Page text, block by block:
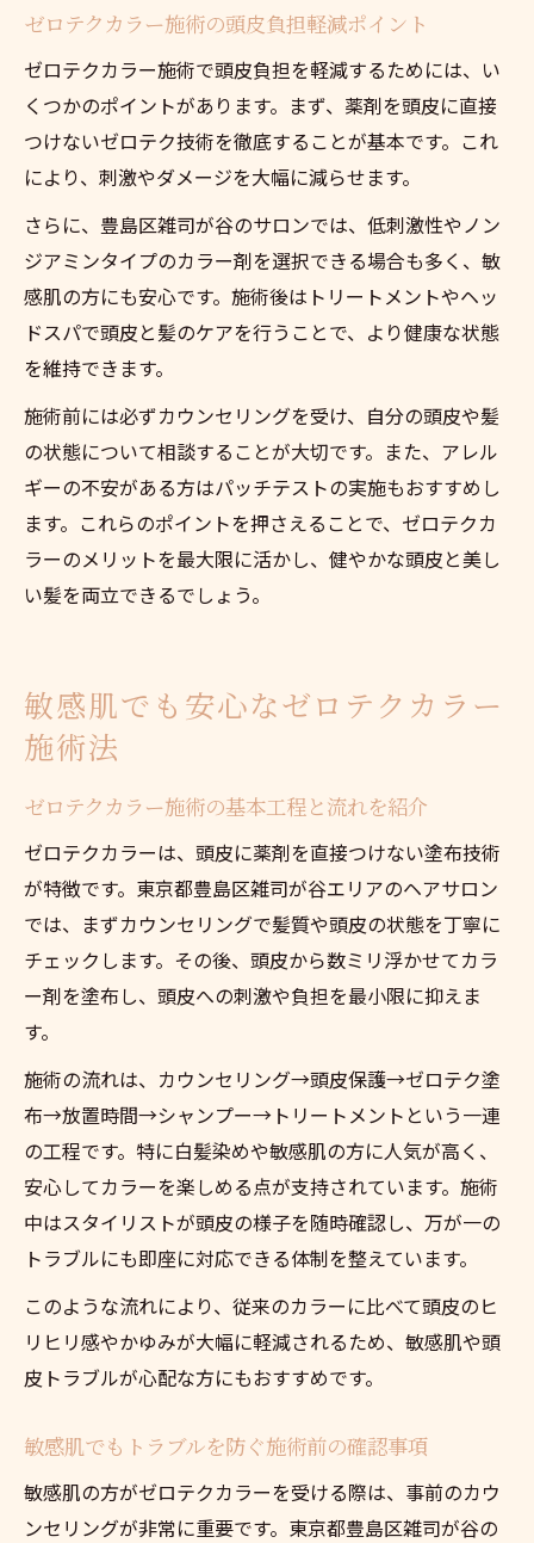
ゼロテクカラー施術の頭皮負担軽減ポイント
ゼロテクカラー施術で頭皮負担を軽減するためには、い
くつかのポイントがあります。まず、薬剤を頭皮に直接
つけないゼロテク技術を徹底することが基本です。これ
により、刺激やダメージを大幅に減らせます。
さらに、豊島区雑司が谷のサロンでは、低刺激性やノン
ジアミンタイプのカラー剤を選択できる場合も多く、敏
感肌の方にも安心です。施術後はトリートメントやヘッ
ドスパで頭皮と髪のケアを行うことで、より健康な状態
を維持できます。
施術前には必ずカウンセリングを受け、自分の頭皮や髪
の状態について相談することが大切です。また、アレル
ギーの不安がある方はパッチテストの実施もおすすめし
ます。これらのポイントを押さえることで、ゼロテクカ
ラーのメリットを最大限に活かし、健やかな頭皮と美し
い髪を両立できるでしょう。
敏感肌でも安心なゼロテクカラー
施術法
ゼロテクカラー施術の基本工程と流れを紹介
ゼロテクカラーは、頭皮に薬剤を直接つけない塗布技術
が特徴です。東京都豊島区雑司が谷エリアのヘアサロン
では、まずカウンセリングで髪質や頭皮の状態を丁寧に
チェックします。その後、頭皮から数ミリ浮かせてカラ
ー剤を塗布し、頭皮への刺激や負担を最小限に抑えま
す。
施術の流れは、カウンセリング→頭皮保護→ゼロテク塗
布→放置時間→シャンプー→トリートメントという一連
の工程です。特に白髪染めや敏感肌の方に人気が高く、
安心してカラーを楽しめる点が支持されています。施術
中はスタイリストが頭皮の様子を随時確認し、万が一の
トラブルにも即座に対応できる体制を整えています。
このような流れにより、従来のカラーに比べて頭皮のヒ
リヒリ感やかゆみが大幅に軽減されるため、敏感肌や頭
皮トラブルが心配な方にもおすすめです。
敏感肌でもトラブルを防ぐ施術前の確認事項
敏感肌の方がゼロテクカラーを受ける際は、事前のカウ
ンセリングが非常に重要です。東京都豊島区雑司が谷の